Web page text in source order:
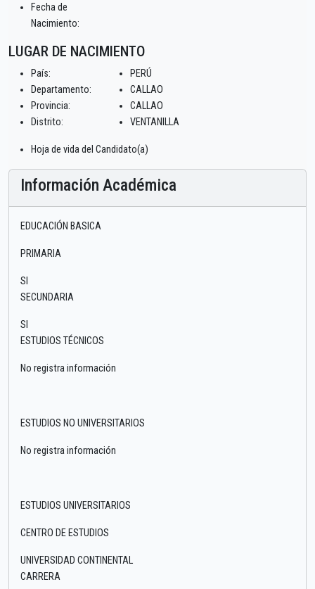
Fecha de
Nacimiento:
LUGAR DE NACIMIENTO
País:
Departamento:
Provincia:
Distrito:
PERÚ
CALLAO
CALLAO
VENTANILLA
Hoja de vida del Candidato(a)
Información Académica
EDUCACIÓN BASICA
PRIMARIA
SI
SECUNDARIA
SI
ESTUDIOS TÉCNICOS
No registra información
ESTUDIOS NO UNIVERSITARIOS
No registra información
ESTUDIOS UNIVERSITARIOS
CENTRO DE ESTUDIOS
UNIVERSIDAD CONTINENTAL
CARRERA